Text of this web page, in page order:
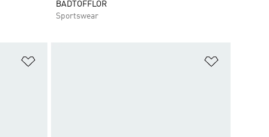
BADTOFFLOR
Sportswear